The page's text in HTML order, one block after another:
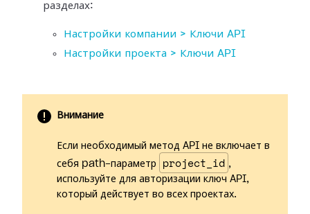
разделах:
Настройки компании > Ключи API
Настройки проекта > Ключи API
Внимание
Если необходимый метод API не включает в
себя path-параметр
project_id ,
используйте для авторизации ключ API,
который действует во всех проектах.